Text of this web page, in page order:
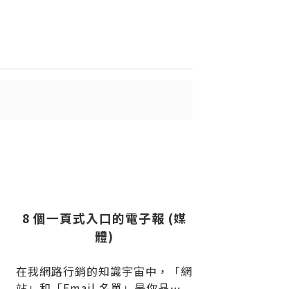
8 個一頁式入口的電子報 (媒
體)
在我網路行銷的知識宇宙中，「網